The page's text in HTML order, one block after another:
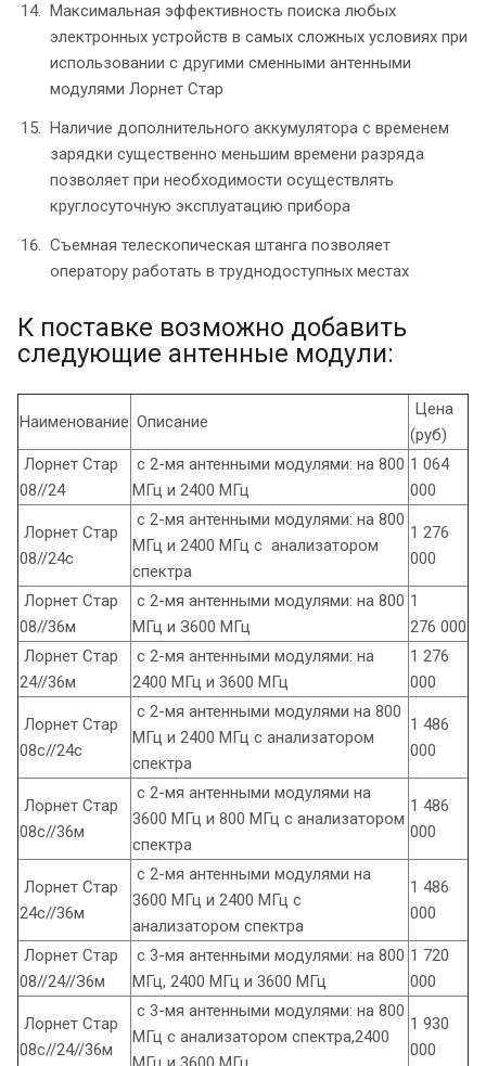
Максимальная эффективность поиска любых
электронных устройств в самых сложных условиях при
использовании с другими сменными антенными
модулями Лорнет Стар
Наличие дополнительного аккумулятора с временем
зарядки существенно меньшим времени разряда
позволяет при необходимости осуществлять
круглосуточную эксплуатацию прибора
Съемная телескопическая штанга позволяет
оператору работать в труднодоступных местах
К поставке возможно добавить
следующие антенные модули:
Наименование Описание
Цена
(руб)
Лорнет Стар
08//24
с 2-мя антенными модулями: на 800
МГц и 2400 МГц
1 064
000
Лорнет Стар
08//24c
с 2-мя антенными модулями: на 800
МГц и 2400 МГц с анализатором
спектра
1 276
000
Лорнет Стар
08//36м
с 2-мя антенными модулями: на 800
МГц и З600 МГц
1
276 000
Лорнет Стар
24//36м
с 2-мя aнтенными модулями: на
2400 МГц и 3600 МГц
1 276
000
Лорнет Стар
08с//24c
с 2-мя антенными модулями на 800
МГц и 2400 МГц с анализатором
спектра
1 486
000
Лорнет Стар
08c//36м
с 2-мя антенными модулями на
3600 МГц и 800 МГц с анализатором
спектра
1 486
000
Лорнет Стар
24с//36м
с 2-мя антенными модулями на
3600 МГц и 2400 МГц с
анализатором спектра
1 486
000
Лорнет Стар
08//24//З6м
с 3-мя антенными модулями: на 800
МГц, 2400 МГц и 3600 МГц
1 720
000
Лорнет Стар
08с//24//36м
с 3-мя антенными модулями: на 800
МГц с анализатором спектра,2400
1 930
000